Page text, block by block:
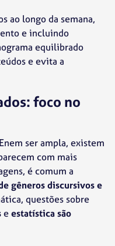
ao longo da semana,
e incluindo
equilibrado
e evita a
foco no
ser ampla, existem
com mais
é comum a
gêneros discursivos e
questões sobre
eestatística são